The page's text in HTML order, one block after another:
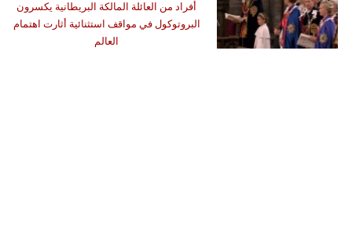
أفراد من العائلة المالكة البريطانية يكسرون
البروتوكول في مواقف استثنائية أثارت اهتمام
العالم